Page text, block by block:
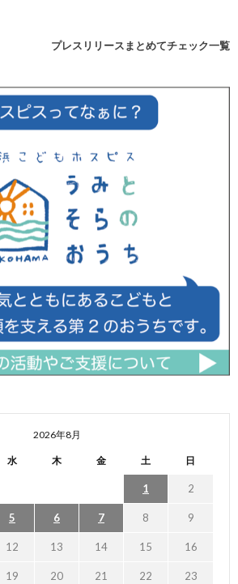
プレスリリースまとめてチェック一覧
2026年8月
水 木 金 土 日
1 2
5 6 7 8 9
12 13 14 15 16
19 20 21 22 23